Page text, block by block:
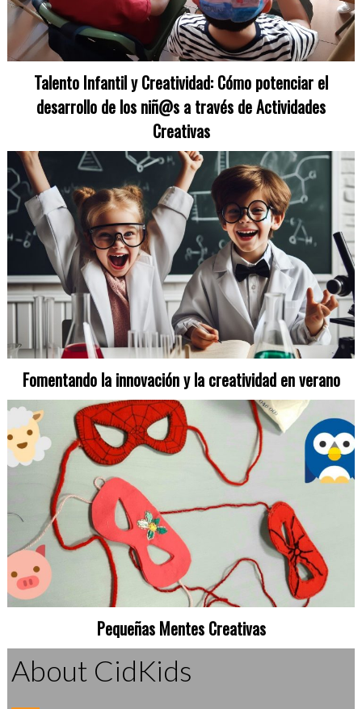
Talento Infantil y Creatividad: Cómo potenciar el
desarrollo de los niñ@s a través de Actividades
Creativas
Fomentando la innovación y la creatividad en verano
Pequeñas Mentes Creativas
About CidKids